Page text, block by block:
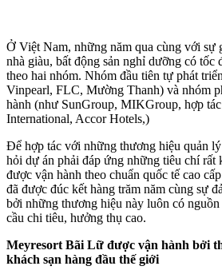
Ở Việt Nam, những năm qua cùng với sự
nhà giàu, bất động sản nghỉ dưỡng có tốc
theo hai nhóm. Nhóm đầu tiên tự phát
Vinpearl, FLC, Mường Thanh) và nhóm
hành (như SunGroup, MIKGroup, hợp
International, Accor Hotels,)
Để hợp tác với những thương hiệu quản
hỏi dự án phải đáp ứng những tiêu chí rất
được vận hành theo chuẩn quốc tế cao
đã được đúc kết hàng trăm năm cùng sự
bởi những thương hiệu này luôn có
cầu chi tiêu, hưởng thụ cao.
Meyresort Bãi Lữ được vận hành bởi
khách sạn hàng đầu thế giới